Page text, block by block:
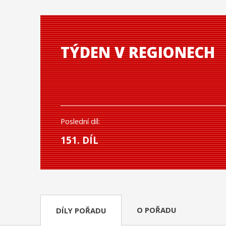
TÝDEN V REGIONECH
Poslední díl:
151. DÍL
DÍLY POŘADU O POŘADU